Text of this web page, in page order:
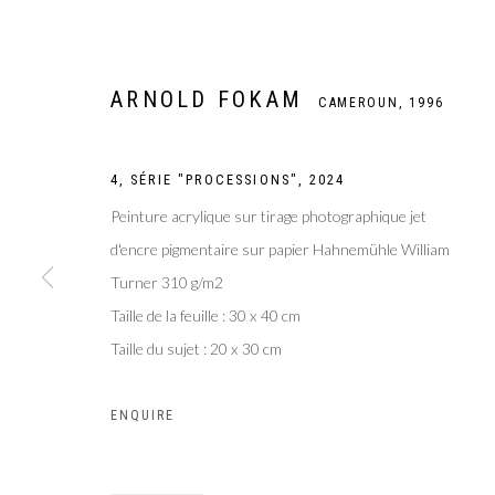
ARNOLD FOKAM CAMEROUN, 1996
4, SÉRIE "PROCESSIONS" 2024
Peinture acrylique sur tirage photographique jet
d'encre pigmentaire sur papier Hahnemühle William
Turner 310 g/m2
Taille de la feuille : 30 x 40 cm
Taille du sujet : 20 x 30 cm
ENQUIRE